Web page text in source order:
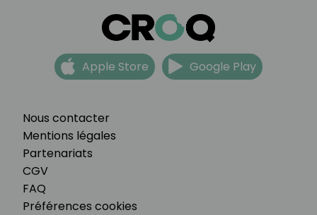
Nous contacter
Mentions légales
Partenariats
CGV
FAQ
Préférences cookies
Apple Store Google Play